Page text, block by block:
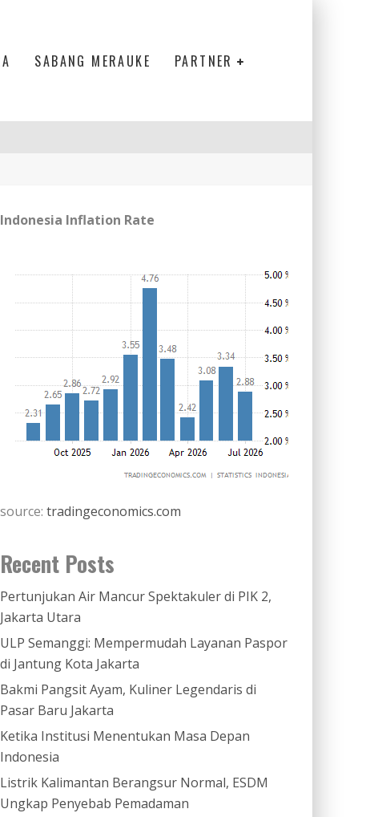
SABANG MERAUKE PARTNER
Indonesia Inflation Rate
source: tradingeconomics.com
Recent Posts
Pertunjukan Air Mancur Spektakuler di PIK 2,
Jakarta Utara
ULP Semanggi: Mempermudah Layanan Paspor
di Jantung Kota Jakarta
Bakmi Pangsit Ayam, Kuliner Legendaris di
Pasar Baru Jakarta
Ketika Institusi Menentukan Masa Depan
Indonesia
Listrik Kalimantan Berangsur Normal, ESDM
Ungkap Penyebab Pemadaman